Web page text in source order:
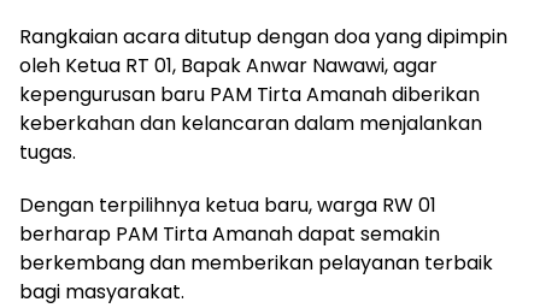
Rangkaian acara ditutup dengan doa yang dipimpin
oleh Ketua RT 01, Bapak Anwar Nawawi, agar
kepengurusan baru PAM Tirta Amanah diberikan
keberkahan dan kelancaran dalam menjalankan
tugas.
Dengan terpilihnya ketua baru, warga RW 01
berharap PAM Tirta Amanah dapat semakin
berkembang dan memberikan pelayanan terbaik
bagi masyarakat.